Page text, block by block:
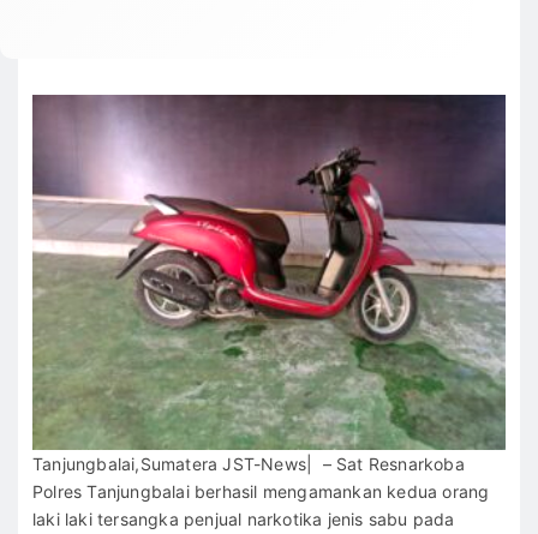
Tanjungbalai,Sumatera JST-News| – Sat Resnarkoba
Polres Tanjungbalai berhasil mengamankan kedua orang
laki laki tersangka penjual narkotika jenis sabu pada